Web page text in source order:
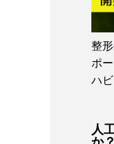
整
ポ
ハ
人